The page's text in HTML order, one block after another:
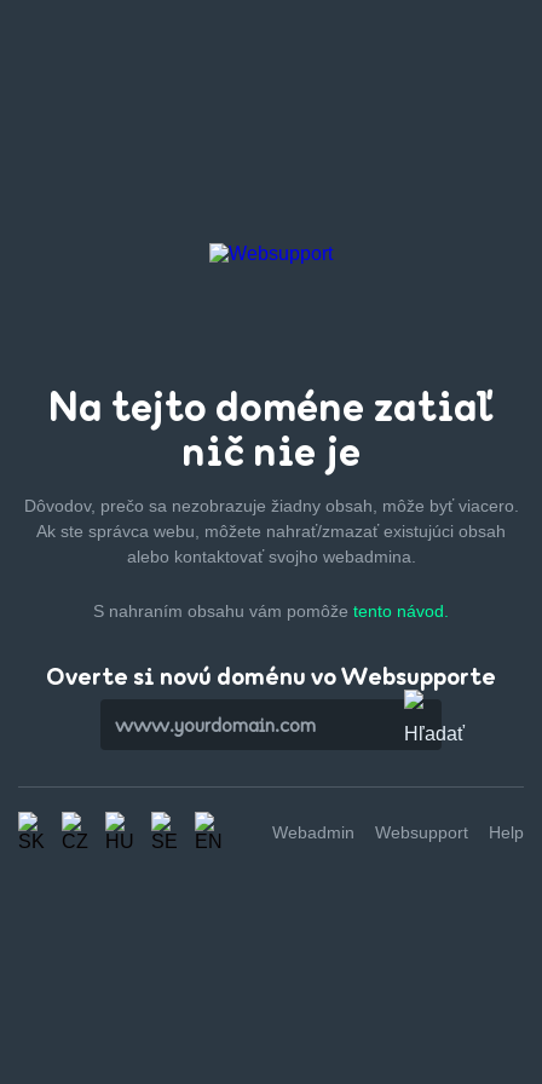
Na tejto doméne zatiaľ
nič nie je
Dôvodov, prečo sa nezobrazuje žiadny obsah, môže byťviacero.
Ak ste správca webu, môžete nahrať/zmazaťexistujúci obsah
alebo kontaktovať svojho webadmina.
S nahraním obsahu vám pomôže tento návod.
Overte si novú doménu vo Websupporte
Webadmin Websupport Help